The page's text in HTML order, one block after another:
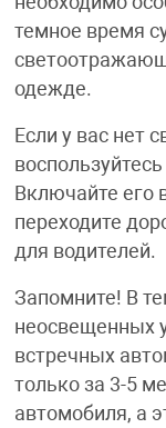
темное время
одежде.
Если у вас нет
Включайте его
переходите
для водителей.
Запомните! В
неосвещенных
встречных
только за 3-5
автомобиля, а